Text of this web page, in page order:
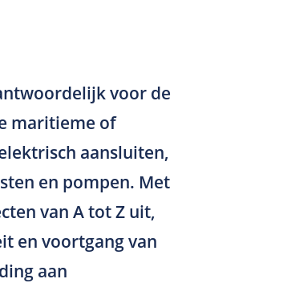
voor de
maritieme of
aansluiten,
en pompen. Met
van A tot Z uit,
en voortgang van
aan